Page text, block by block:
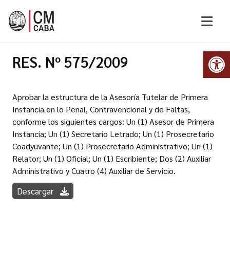
RES. Nº 575/2009
Aprobar la estructura de la Asesoría Tutelar de Primera
Instancia en lo Penal, Contravencional y de Faltas,
conforme los siguientes cargos: Un (1) Asesor de Primera
Instancia; Un (1) Secretario Letrado; Un (1) Prosecretario
Coadyuvante; Un (1) Prosecretario Administrativo; Un (1)
Relator; Un (1) Oficial; Un (1) Escribiente; Dos (2) Auxiliar
Administrativo y Cuatro (4) Auxiliar de Servicio.
Descargar